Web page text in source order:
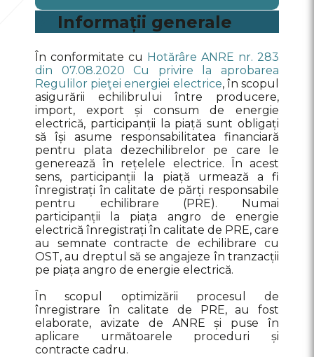
de sistem
sistem
Licitația achiziții servicii de
echilibrare
Informații generale
În conformitate cu Hotărâre ANRE nr. 283
din 07.08.2020 Cu privire la aprobarea
Regulilor pieţei energiei electrice, în scopul
asigurării echilibrului între producere,
import, export și consum de energie
electrică, participanții la piață sunt obligați
să își asume responsabilitatea financiară
pentru plata dezechilibrelor pe care le
generează în rețelele electrice. În acest
sens, participanții la piață urmează a fi
înregistrați în calitate de părți responsabile
pentru echilibrare (PRE). Numai
participanții la piața angro de energie
electrică înregistrați în calitate de PRE, care
au semnate contracte de echilibrare cu
OST, au dreptul să se angajeze în tranzacții
pe piața angro de energie electrică.
În scopul optimizării procesul de
înregistrare în calitate de PRE, au fost
elaborate, avizate de ANRE și puse în
aplicare următoarele proceduri și
contracte cadru.